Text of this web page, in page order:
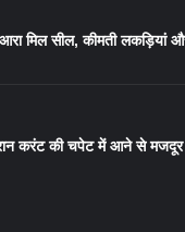
मिल सील, कीमती लकड़ियां
करंट की चपेट में आने से मजदूर